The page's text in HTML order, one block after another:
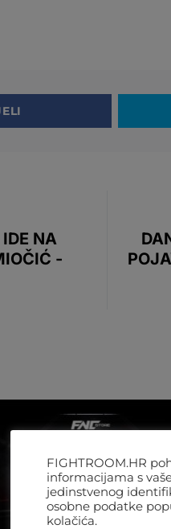
NA
-
FIGHTROOM.HR
informacijama s
jedinstvenog
osobne podatke
kolačića.